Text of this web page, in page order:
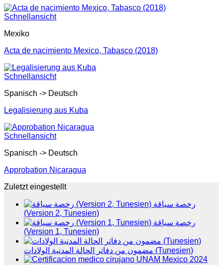
Schnellansicht
Mexiko
Acta de nacimiento Mexico, Tabasco (2018)
Schnellansicht
Spanisch -> Deutsch
Legalisierung aus Kuba
Schnellansicht
Spanisch -> Deutsch
Approbation Nicaragua
Zuletzt eingestellt
رخصة سياقة
(Version 2, Tunesien)
رخصة سياقة
(Version 1, Tunesien)
مضمون من دفاتر الحالة المدنية الولادات (Tunesien)